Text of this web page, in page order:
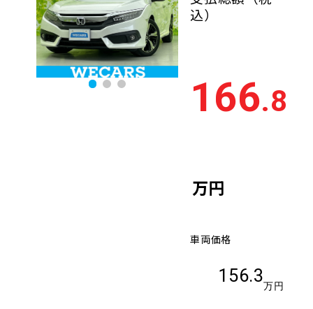
企業情報
0120-733-500
年式 新しい順
走行距
離
少ない順
排気量 大きい順 小さ
込）
166.8
万円
車両価格
156.3
万円